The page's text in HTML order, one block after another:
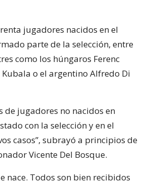
jugadores nacidos en el
parte de la selección, entre
como los húngaros Ferenc
Kubala o el argentino Alfredo Di
de jugadores no nacidos en
con la selección y en el
casos”, subrayó a principios de
Vicente Del Bosque.
nace. Todos son bien recibidos